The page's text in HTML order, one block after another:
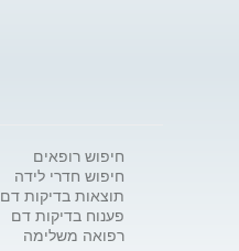
חיפוש רופאים
חיפוש חדרי לידה
תוצאות בדיקות דם
פענוח בדיקות דם
רפואה משלימה